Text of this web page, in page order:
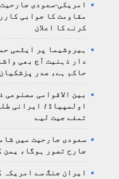
امریکی-سعودی
مقاومت کا جوابی
کرنے کا اعلان
ہیروشیما پر ایٹمی
دار ذہنیت آج بھی
حاکم ہے، صدر پزشکیان
بین الاقوامی مصنوعی
تمغے جیت لیے
سعودی جارحیت میں
جارح تصور ہوگا، یمن
ایران جنگ سے امریکہ